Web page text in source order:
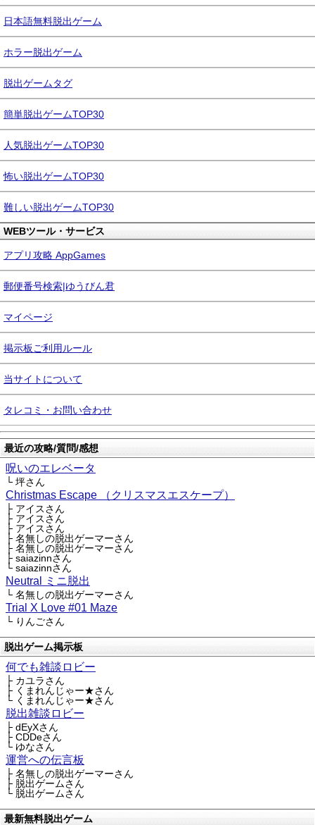
日本語無料脱出ゲーム
ホラー脱出ゲーム
脱出ゲームタグ
簡単脱出ゲームTOP30
人気脱出ゲームTOP30
怖い脱出ゲームTOP30
難しい脱出ゲームTOP30
WEBツール・サービス
アプリ攻略 AppGames
郵便番号検索|ゆうびん君
マイページ
掲示板ご利用ルール
当サイトについて
タレコミ・お問い合わせ
最近の攻略/質問/感想
呪いのエレベータ
└ 坪さん
Christmas Escape （クリスマスエスケープ）
├ アイスさん
├ アイスさん
├ アイスさん
├ 名無しの脱出ゲーマーさん
├ 名無しの脱出ゲーマーさん
├ saiazinnさん
└ saiazinnさん
Neutral ミニ脱出
└ 名無しの脱出ゲーマーさん
Trial X Love #01 Maze
└ りんごさん
脱出ゲーム掲示板
何でも雑談ロビー
├ カユラさん
├ くまれんじゃー★さん
└ くまれんじゃー★さん
脱出雑談ロビー
├ dEyXさん
├ CDDeさん
└ ゆなさん
運営への伝言板
├ 名無しの脱出ゲーマーさん
├ 脱出ゲームさん
└ 脱出ゲームさん
最新無料脱出ゲーム